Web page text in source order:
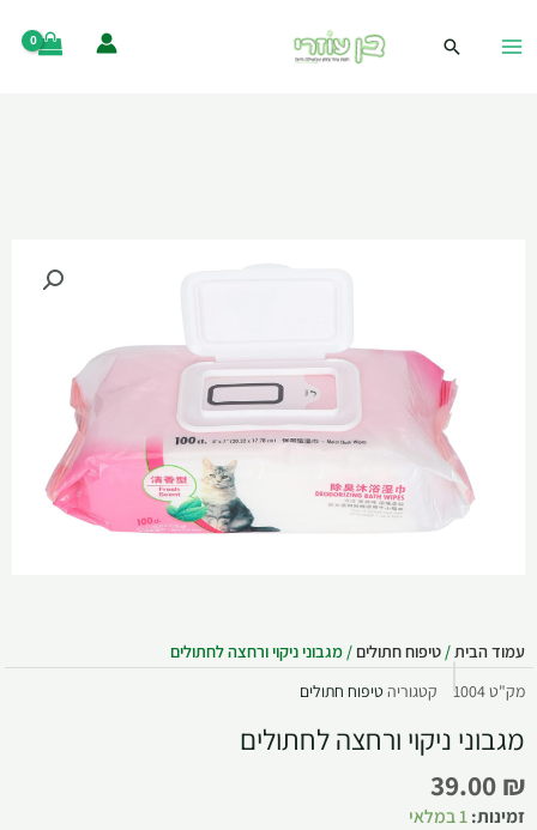
עמוד הבית/ טיפוח חתולים / מגבוני ניקוי ורחצה לחתולים
מק"ט1004 קטגוריה טיפוח חתולים
מגבוני ניקוי ורחצה לחתולים
39.00₪
זמינות: 1 במלאי